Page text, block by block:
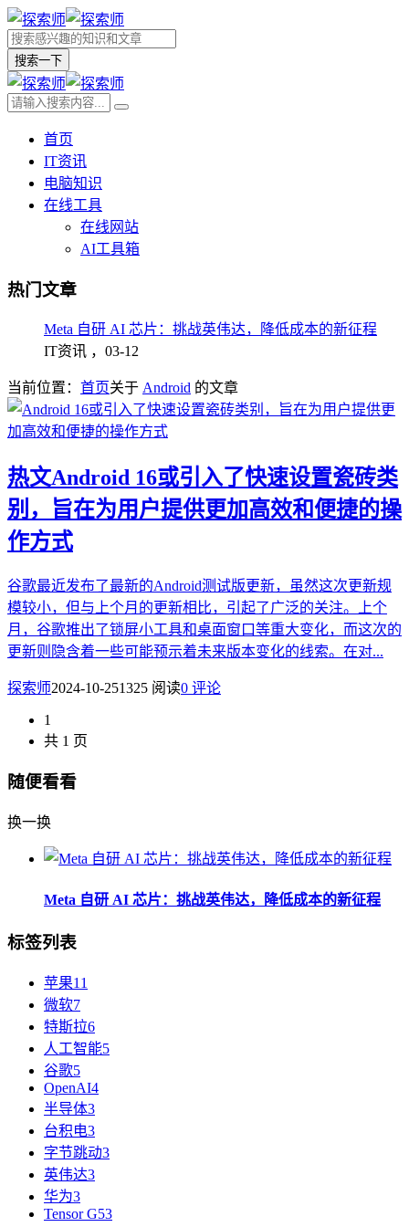
搜索一下
首页
IT资讯
电脑知识
在线工具
在线网站
AI工具箱
热门文章
Meta 自研 AI 芯片：挑战英伟达，降低成本的新征程
IT资讯 ， 03-12
当前位置： 首页关于 Android 的文章
热文Android 16或引入了快速设置瓷砖类
别，旨在为用户提供更加高效和便捷的操
作方式
谷歌最近发布了最新的Android测试版更新，虽然这次更新规
模较小，但与上个月的更新相比，引起了广泛的关注。上个
月，谷歌推出了锁屏小工具和桌面窗口等重大变化，而这次的
更新则隐含着一些可能预示着未来版本变化的线索。在对...
探索师2024-10-251325 阅读0 评论
1
共 1 页
随便看看
换一换
Meta 自研 AI 芯片：挑战英伟达，降低成本的新征程
标签列表
苹果11
微软7
特斯拉6
人工智能5
谷歌5
OpenAI4
半导体3
台积电3
字节跳动3
英伟达3
华为3
Tensor G53